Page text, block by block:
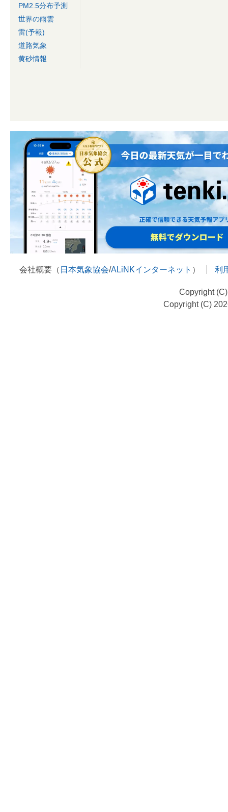
PM2.5分布予測
世界の雨雲
雷(予報)
道路気象
黄砂情報
会社概要（ 日本気象協会/ALiNKインターネット ） 利
Copyright
Copyright (C)